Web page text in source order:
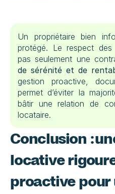
Un propriétaire bien
protégé. Le respect des
pas seulement une
de sérénité et de
gestion proactive,
permet d’éviter la
bâtir une relation de
locataire.
Conclusion :
locative
proactive pour